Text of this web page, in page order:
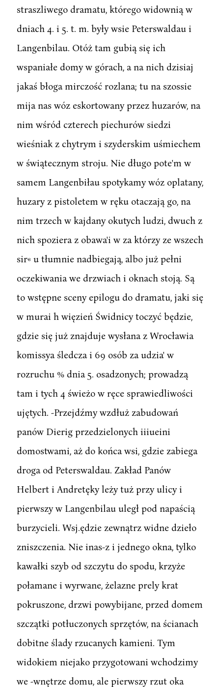
straszliwego dramatu, którego widownią w
dniach 4. i 5. t. m. były wsie Peterswaldau i
Langenbilau. Otóż tam gubią się ich
wspaniałe domy w górach, a na nich dzisiaj
jakaś błoga mirczość rozlana; tu na szossie
mija nas wóz eskortowany przez huzarów, na
nim wśród czterech piechurów siedzi
wieśniak z chytrym i szyderskim uśmiechem
w świątecznym stroju. Nie długo pote'm w
samem Langenbiłau spotykamy wóz oplatany,
huzary z pistoletem w ręku otaczają go, na
nim trzech w kajdany okutych ludzi, dwuch z
nich spoziera z obawa'i w za którzy ze wszech
sir« u tłumnie nadbiegają, albo już pełni
oczekiwania we drzwiach i oknach stoją. Są
to wstępne sceny epilogu do dramatu, jaki się
w murai h więzień Świdnicy toczyć będzie,
gdzie się już znajduje wysłana z Wrocławia
komissya śledcza i 69 osób za udzia' w
rozruchu % dnia 5. osadzonych; prowadzą
tam i tych 4 świeżo w ręce sprawiedliwości
ujętych. -Przejdźmy wzdłuż zabudowań
panów Dierig przedzielonych iiiueini
domostwami, aż do końca wsi, gdzie zabiega
droga od Peterswaldau. Zakład Panów
Helbert i Andretęky leży tuż przy ulicy i
pierwszy w Langenbilau uległ pod napaścią
burzycieli. Wsj.ędzie zewnątrz widne dzieło
zniszczenia. Nie inas-z i jednego okna, tylko
kawałki szyb od szczytu do spodu, krzyże
połamane i wyrwane, żelazne prely krat
pokruszone, drzwi powybijane, przed domem
szczątki potłuczonych sprzętów, na ścianach
dobitne ślady rzucanych kamieni. Tym
widokiem niejako przygotowani wchodzimy
we -wnętrze domu, ale pierwszy rzut oka